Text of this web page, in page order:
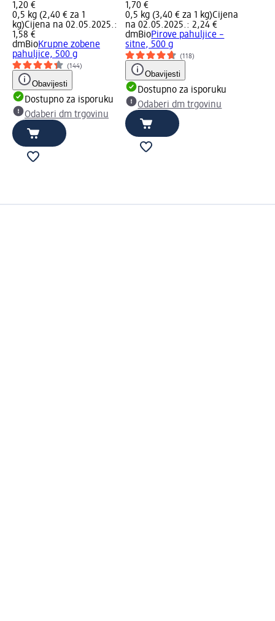
1,20 €
0,5 kg (2,40 € za 1
kg)Cijena na 02.05.2025.:
1,58 €
dmBioKrupne zobene
pahuljice, 500 g
(144)
Obavijesti
Dostupno za isporuku
Odaberi dm trgovinu
1,70 €
0,5 kg (3,40 € za 1 kg)Cijena
na 02.05.2025.: 2,24 €
dmBioPirove pahuljice –
sitne, 500 g
(118)
Obavijesti
Dostupno za isporuku
Odaberi dm trgovinu